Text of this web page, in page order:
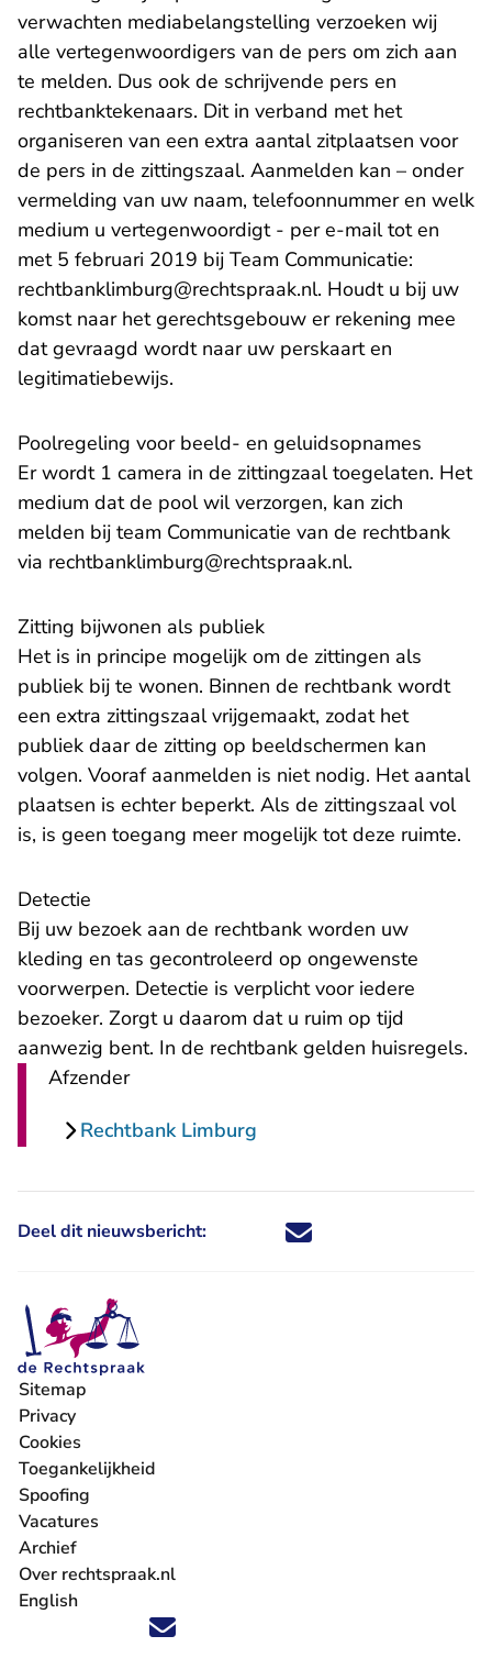
verwachten mediabelangstelling verzoeken wij
alle vertegenwoordigers van de pers om zich aan
te melden. Dus ook de schrijvende pers en
rechtbanktekenaars. Dit in verband met het
organiseren van een extra aantal zitplaatsen voor
de pers in de zittingszaal. Aanmelden kan – onder
vermelding van uw naam, telefoonnummer en welk
medium u vertegenwoordigt - per e-mail tot en
met 5 februari 2019 bij Team Communicatie:
rechtbanklimburg@rechtspraak.nl- U verlaat
. Houdt u bij uw
komst naar het gerechtsgebouw er rekening mee
dat gevraagd wordt naar uw perskaart en
legitimatiebewijs.
Poolregeling voor beeld- en geluidsopnames
Er wordt 1 camera in de zittingzaal toegelaten. Het
medium dat de pool wil verzorgen, kan zich
melden bij team Communicatie van de rechtbank
via rechtbanklimburg@rechtspraak.nl.
Zitting bijwonen als publiek
Het is in principe mogelijk om de zittingen als
publiek bij te wonen. Binnen de rechtbank wordt
een extra zittingszaal vrijgemaakt, zodat het
publiek daar de zitting op beeldschermen kan
volgen. Vooraf aanmelden is niet nodig. Het aantal
plaatsen is echter beperkt. Als de zittingszaal vol
is, is geen toegang meer mogelijk tot deze ruimte.
Detectie
Bij uw bezoek aan de rechtbank worden uw
kleding en tas gecontroleerd op ongewenste
voorwerpen. Detectie is verplicht voor iedere
bezoeker. Zorgt u daarom dat u ruim op tijd
aanwezig bent. In de rechtbank gelden huisregels.
Afzender
Rechtbank Limburg
Deel dit nieuwsbericht: Deel dit nieuwsbericht via X -
Deel dit nieuwsbericht via
Deel dit nieuwsbericht
Deel dit
Volg ons op X (Twitter) - U verlaat Rechtspraak.nl
Volg ons op Facebook - U verlaat Rechtspraak.nl
Volg ons op Instagram - U verlaat Rechtspraak.nl
Volg ons op Youtube - U verlaat Rechtspraak.nl
Volg ons op LinkedIn - U verlaat
'Blijf op de hoogte' nieuwsbrief - U verlaat
Sitemap
Privacy
Cookies
Toegankelijkheid
Spoofing
Vacatures
- U verlaat Rechtspraak.nl
Archief
Over rechtspraak.nl
English